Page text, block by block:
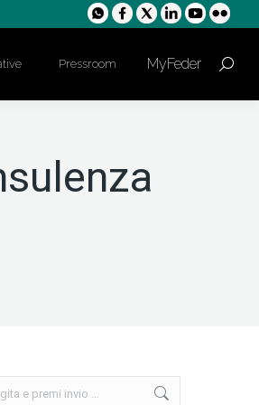
Pressroom MyFeder Cerca: